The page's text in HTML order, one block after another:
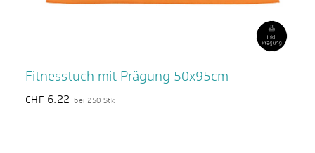
Fitnesstuch mit Prägung 50x95cm
CHF 6.22 bei 250 Stk